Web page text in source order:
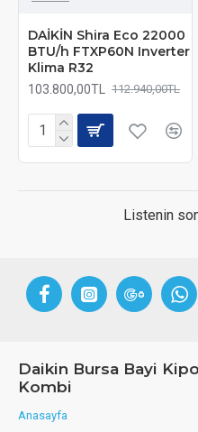
DAİKİN Shira Eco 22000
BTU/h FTXP60N Inverter
Klima R32
103.800,00TL 112.940,00TL
Listenin
Daikin Bursa Bayi
Kombi
Anasayfa